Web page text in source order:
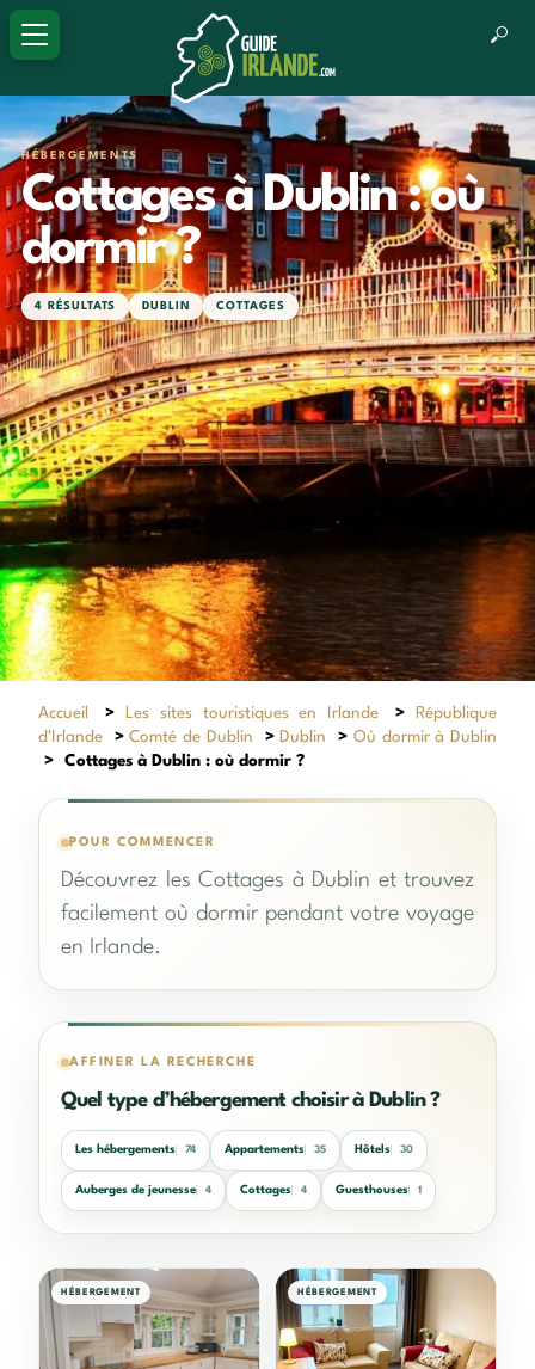
HÉBERGEMENTS
Cottages à Dublin : où
dormir ?
4 RÉSULTATS DUBLIN COTTAGES
Accueil > Les sites touristiques en Irlande >
République
d'Irlande
>Comté de Dublin > Dublin > Où dormir à Dublin
>
Cottages à Dublin : où dormir ?
POUR COMMENCER
Découvrez les Cottages à Dublin et trouvez
facilement où dormir pendant votre voyage
en Irlande.
AFFINER LA RECHERCHE
Quel type d’hébergement choisir à Dublin ?
Les hébergements 74 Appartements 35 Hôtels 30
Auberges de jeunesse 4 Cottages 4 Guesthouses 1
HÉBERGEMENT HÉBERGEMENT